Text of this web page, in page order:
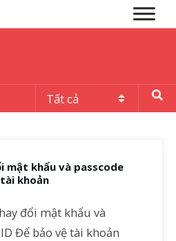
mật khẩu và passcode
khoản
đổi mật khẩu và
Để bảo vệ tài khoản